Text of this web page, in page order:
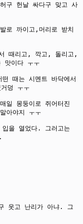
구 헌날 싸다구 맞고 사
로 까이고,머리로 받치
때리고, 깍고, 돌리고,
맛이다 ㅜㅜ
때는 시멘트 바닥에서
덩 ㅜㅜ
몽둥이로 쥐어터진
아야지 ㅜㅜ
을 열었다. 그러고는